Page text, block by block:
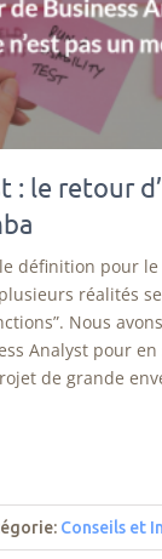
: le retour
définition pour
réalités
Nous
Analyst pour
de grande
Conseils et